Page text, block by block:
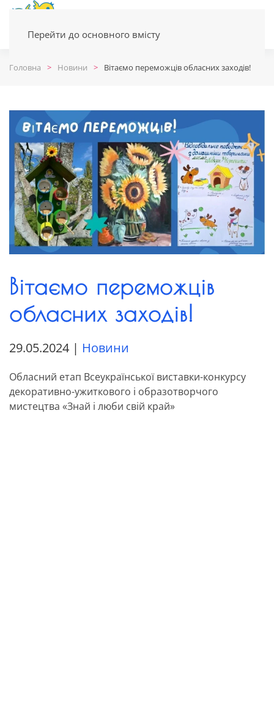
Перейти до основного вмісту
Головна Новини Вітаємо переможців обласних заходів!
Вітаємо переможців
обласних заходів!
29.05.2024 | Новини
Обласний етап Всеукраїнської виставки-конкурсу
декоративно-ужиткового і образотворчого
мистецтва «Знай і люби свій край»